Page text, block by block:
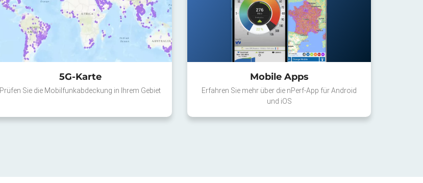
5G-Karte
Prüfen Sie die Mobilfunkabdeckung in Ihrem Gebiet
Mobile Apps
Erfahren Sie mehr über die nPerf-App für Android
und iOS